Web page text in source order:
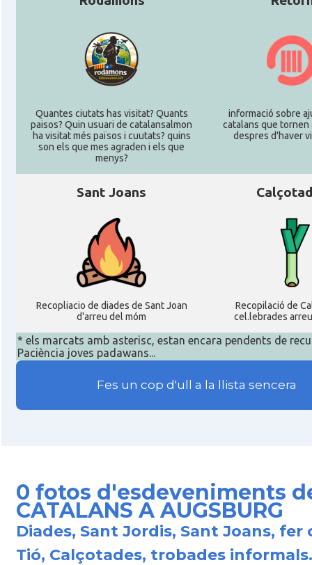
Quantes ciutats has visitat? Quants
paisos? Quin usuari de catalansalmon
ha visitat més països i cuutats? quins
son els que mes agraden i els que
menys?
informació sobre
catalans que tornen
despres d'haver
Sant Joans
Recopliacio de diades de Sant Joan
d'arreu del móm
Recopilació de
cel.lebrades
* els marcats amb asterisc, estan encara pendents de
Paciència joves padawans...
Fes un cop d'ull a la llista sencera
0 fotos d'esdeveniments
CATALANS A AUGSBURG
Diades, Sant Jordis, Sant Joans, fer
Tió, Calçotades, trobades